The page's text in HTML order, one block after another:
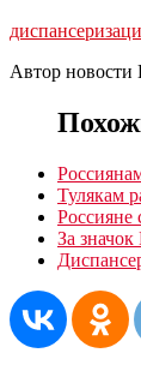
Автор новости
Тулякам
Россияне
За